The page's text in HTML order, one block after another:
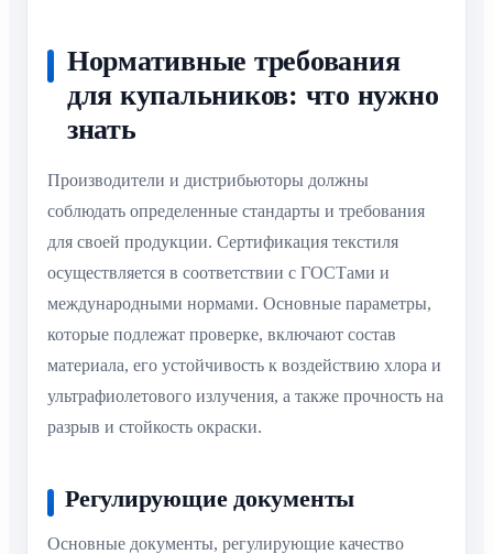
Нормативные требования
для купальников: что нужно
знать
Производители и дистрибьюторы должны
соблюдать определенные стандарты и требования
для своей продукции. Сертификация текстиля
осуществляется в соответствии с ГОСТами и
международными нормами. Основные параметры,
которые подлежат проверке, включают состав
материала, его устойчивость к воздействию хлора и
ультрафиолетового излучения, а также прочность на
разрыв и стойкость окраски.
Регулирующие документы
Основные документы, регулирующие качество